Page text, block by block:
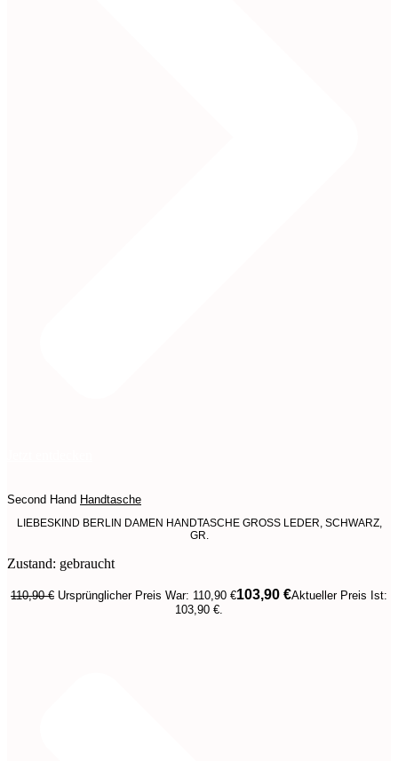
Second Hand Handtasche
LIEBESKIND BERLIN DAMEN HANDTASCHE GROSS LEDER, SCHWARZ,
GR.
Zustand: gebraucht
110,90€ Ursprünglicher Preis War: 110,90 €103,90 €Aktueller Preis Ist:
103,90 €.